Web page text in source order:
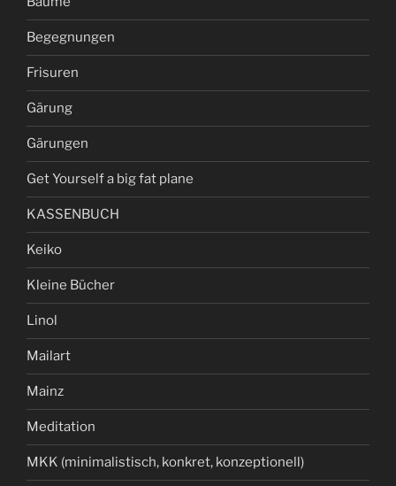
Begegnungen
Frisuren
Gärung
Gärungen
Get Yourself a big fat plane
KASSENBUCH
Keiko
Kleine Bücher
Linol
Mailart
Mainz
Meditation
MKK (minimalistisch, konkret, konzeptionell)